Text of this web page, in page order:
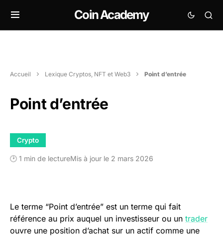
Coin Academy
Accueil Lexique Cryptos, NFT et Web3 Point d’entrée
Point d’entrée
Crypto
🕑 1 min de lectureMis à jour le 2 mars 2026
Le terme “Point d’entrée” est un terme qui fait
référence au prix auquel un investisseur ou un trader
ouvre une position d’achat sur un actif comme une